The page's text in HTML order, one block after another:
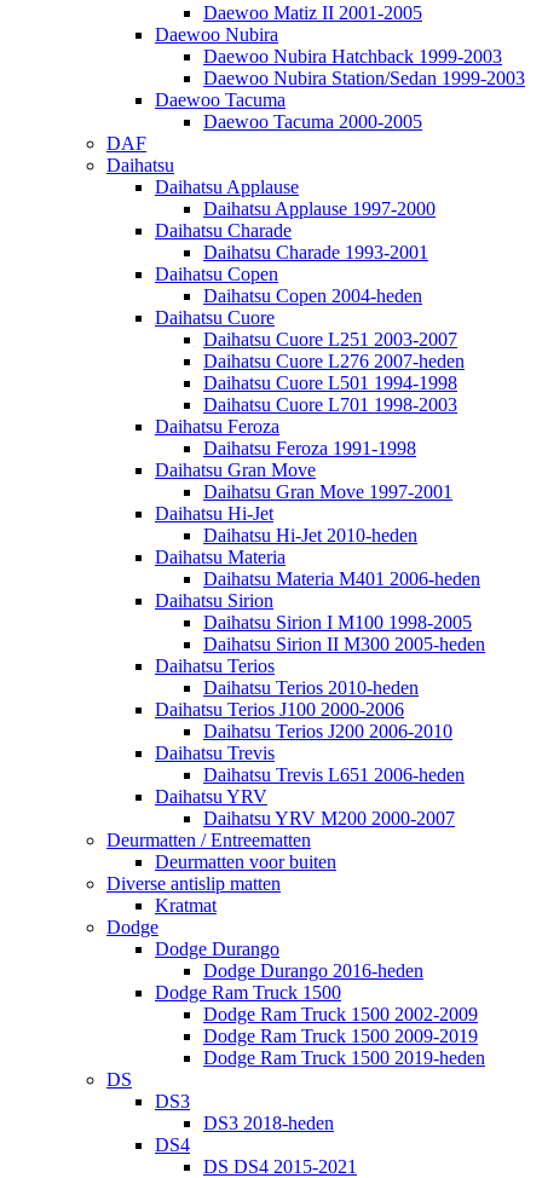
Daewoo Matiz II 2001-2005
Daewoo Nubira
Daewoo Nubira Hatchback 1999-2003
Daewoo Nubira Station/Sedan 1999-2003
Daewoo Tacuma
Daewoo Tacuma 2000-2005
DAF
Daihatsu
Daihatsu Applause
Daihatsu Applause 1997-2000
Daihatsu Charade
Daihatsu Charade 1993-2001
Daihatsu Copen
Daihatsu Copen 2004-heden
Daihatsu Cuore
Daihatsu Cuore L251 2003-2007
Daihatsu Cuore L276 2007-heden
Daihatsu Cuore L501 1994-1998
Daihatsu Cuore L701 1998-2003
Daihatsu Feroza
Daihatsu Feroza 1991-1998
Daihatsu Gran Move
Daihatsu Gran Move 1997-2001
Daihatsu Hi-Jet
Daihatsu Hi-Jet 2010-heden
Daihatsu Materia
Daihatsu Materia M401 2006-heden
Daihatsu Sirion
Daihatsu Sirion I M100 1998-2005
Daihatsu Sirion II M300 2005-heden
Daihatsu Terios
Daihatsu Terios 2010-heden
Daihatsu Terios J100 2000-2006
Daihatsu Terios J200 2006-2010
Daihatsu Trevis
Daihatsu Trevis L651 2006-heden
Daihatsu YRV
Daihatsu YRV M200 2000-2007
Deurmatten / Entreematten
Deurmatten voor buiten
Diverse antislip matten
Kratmat
Dodge
Dodge Durango
Dodge Durango 2016-heden
Dodge Ram Truck 1500
Dodge Ram Truck 1500 2002-2009
Dodge Ram Truck 1500 2009-2019
Dodge Ram Truck 1500 2019-heden
DS
DS3
DS3 2018-heden
DS4
DS DS4 2015-2021